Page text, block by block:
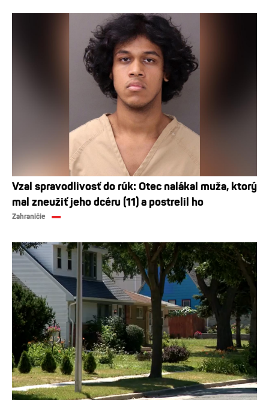
Vzal spravodlivosť do rúk: Otec nalákal muža, ktorý
mal zneužiť jeho dcéru (11) a postrelil ho
Zahraničie